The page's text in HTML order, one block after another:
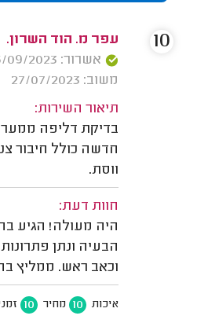
עפר מ. הוד השרון.
אשרור: 26/09/2023
משוב: 27/07/2023
תיאור השירות:
בדיקת דליפה
חדשה כולל חיבור
ווסת.
חוות דעת:
היה מעולה! הגיע
הבעיה ונתן
וכאב ראש. ממליץ
איכות 10 מחיר 10
10